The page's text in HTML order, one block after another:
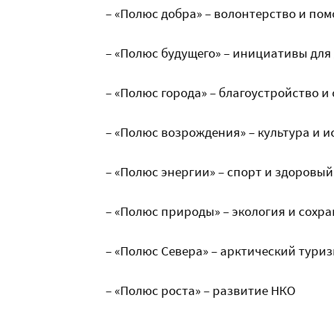
– «Полюс добра» – волонтерство и
– «Полюс будущего» – инициативы
– «Полюс города» – благоустройство
– «Полюс возрождения» – культура и
– «Полюс энергии» – спорт и
– «Полюс природы» – экология и
– «Полюс Севера» – арктический
– «Полюс роста» – развитие НКО